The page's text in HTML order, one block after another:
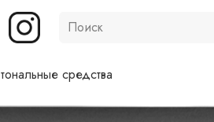
тональные средства